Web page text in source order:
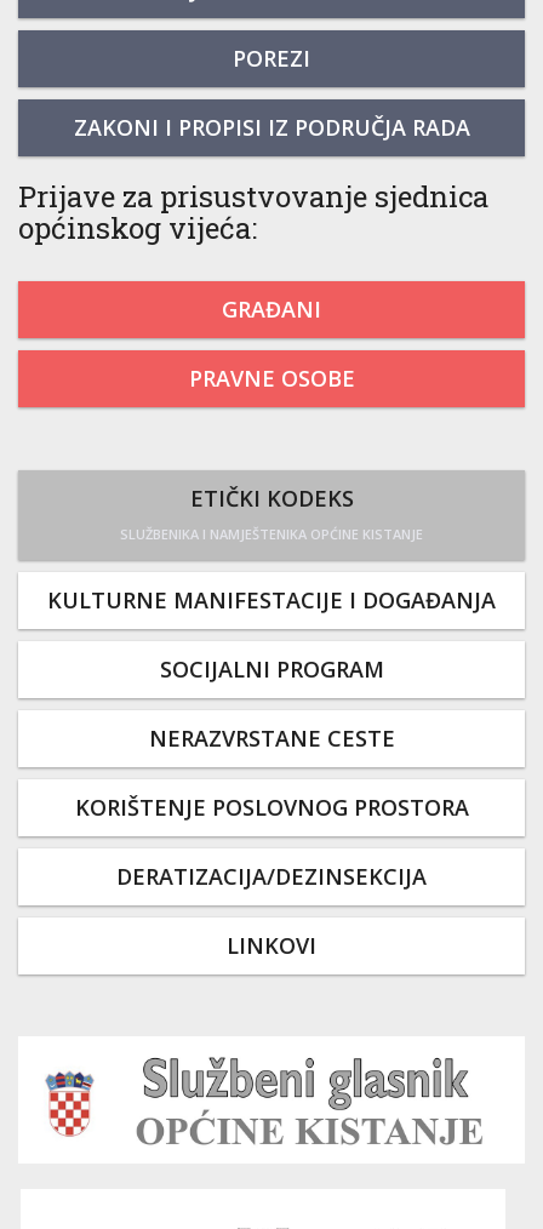
POREZI
ZAKONI I PROPISI IZ PODRUČJA RADA
Prijave za prisustvovanje sjednica
općinskog vijeća:
GRAĐANI
PRAVNE OSOBE
ETIČKI KODEKS
SLUŽBENIKA I NAMJEŠTENIKA OPĆINE KISTANJE
KULTURNE MANIFESTACIJE I DOGAĐANJA
SOCIJALNI PROGRAM
NERAZVRSTANE CESTE
KORIŠTENJE POSLOVNOG PROSTORA
DERATIZACIJA/DEZINSEKCIJA
LINKOVI